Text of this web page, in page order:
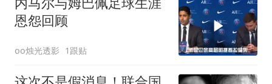
恩怨回顾
oo烛光透影 1跟贴